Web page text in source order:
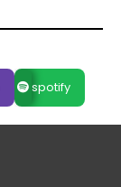
spotify